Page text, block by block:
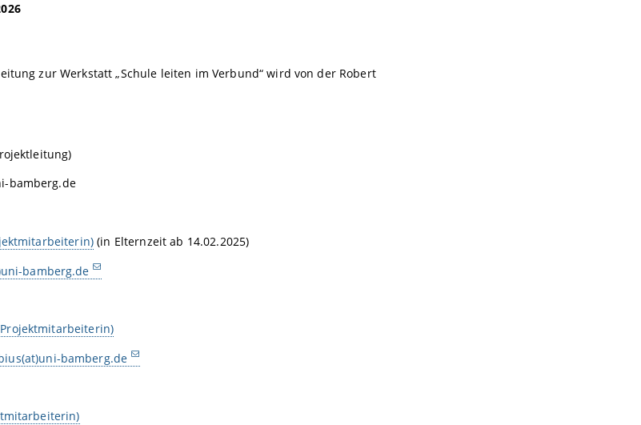
zur Werkstatt „Schule leiten im Verbund“ wird von der Robert
bamberg.de
(in Elternzeit ab 14.02.2025)
bamberg.de
bamberg.de